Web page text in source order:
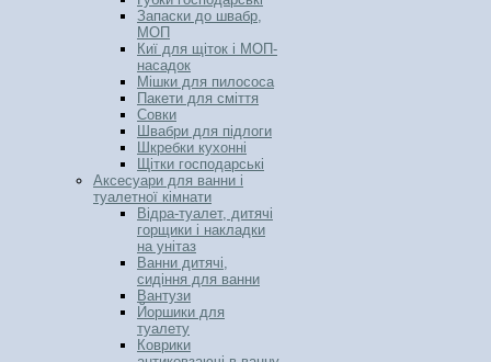
Запаски до швабр,
МОП
Киї для щіток і МОП-
насадок
Мішки для пилососа
Пакети для сміття
Совки
Швабри для підлоги
Шкребки кухонні
Щітки господарські
Аксесуари для ванни і
туалетної кімнати
Відра-туалет, дитячі
горщики і накладки
на унітаз
Ванни дитячі,
сидіння для ванни
Вантузи
Йоршики для
туалету
Коврики